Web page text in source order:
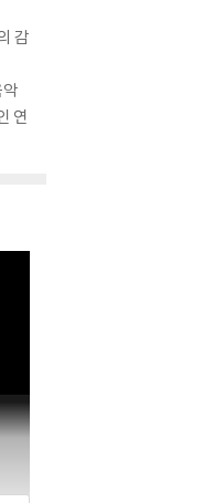
감
악
연